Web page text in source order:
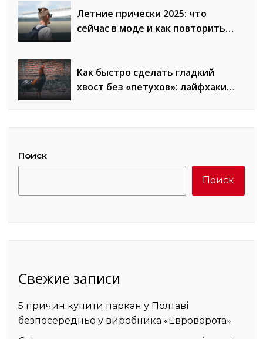
Летние прически 2025: что
сейчас в моде и как повторить
Как быстро сделать гладкий
хвост без «петухов»: лайфхаки
Поиск
Поиск
Свежие записи
5 причин купити паркан у Полтаві
безпосередньо у виробника «Евроворота»